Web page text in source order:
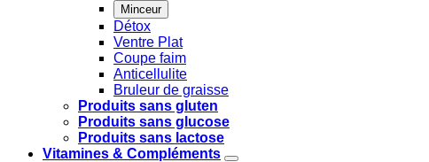
Minceur
Détox
Ventre Plat
Coupe faim
Anticellulite
Bruleur de graisse
Produits sans gluten
Produits sans glucose
Produits sans lactose
Vitamines & Compléments